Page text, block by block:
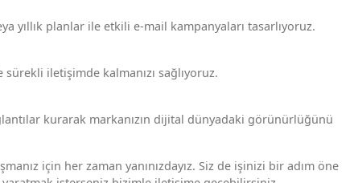
yıllık planlar ile etkili e-mail kampanyaları tasarlıyoruz.
iletişimde kalmanızı sağlıyoruz.
kurarak markanızın dijital dünyadaki görünürlüğünü
için her zaman yanınızdayız. Siz de işinizi bir adım öne